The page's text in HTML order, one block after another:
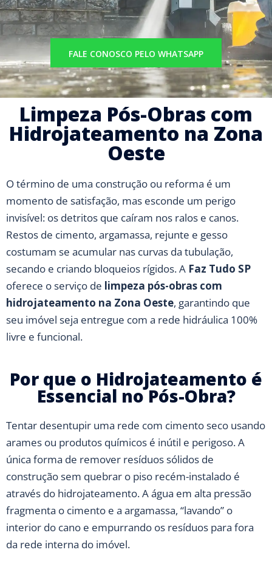
FALE CONOSCO PELO WHATSAPP
Limpeza Pós-Obras com
Hidrojateamento na Zona
Oeste
O término de uma construção ou reforma é um
momento de satisfação, mas esconde um perigo
invisível: os detritos que caíram nos ralos e canos.
Restos de cimento, argamassa, rejunte e gesso
costumam se acumular nas curvas da tubulação,
secando e criando bloqueios rígidos. A Faz Tudo SP
oferece o serviço de limpeza pós-obras com
hidrojateamento na Zona Oeste, garantindo que
seu imóvel seja entregue com a rede hidráulica 100%
livre e funcional.
Por que o Hidrojateamento é
Essencial no Pós-Obra?
Tentar desentupir uma rede com cimento seco usando
arames ou produtos químicos é inútil e perigoso. A
única forma de remover resíduos sólidos de
construção sem quebrar o piso recém-instalado é
através do hidrojateamento. A água em alta pressão
fragmenta o cimento e a argamassa, “lavando” o
interior do cano e empurrando os resíduos para fora
da rede interna do imóvel.